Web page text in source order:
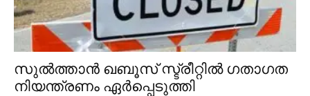
സുൽത്താൻ ഖബൂസ് സ്ട്രീറ്റിൽ ഗതാഗത
നിയന്ത്രണം ഏർപ്പെടുത്തി